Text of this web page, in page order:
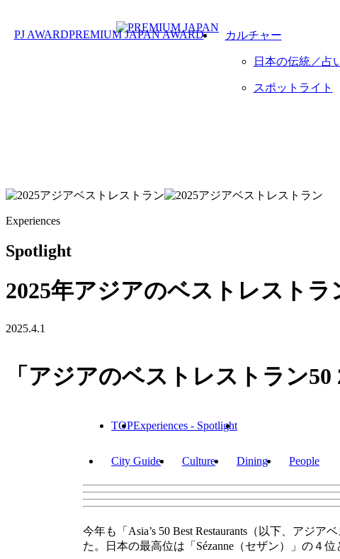
PJ AWARDPREMIUM JAPAN AWARD カルチャー
日本の伝統／占
スポットライト
Experiences
Spotlight
2025年アジアのベストレストラ
2025.4.1
「アジアのベストレストラン
TOPExperiences - Spotlight
City Guide Culture Dining People
今年も「Asia’s 50 Best Restaurants（以下、アジ
た。日本の最高位は「Sézanne（セザン）」の４位